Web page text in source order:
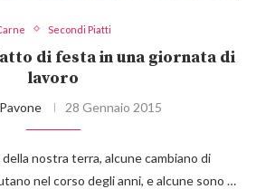
Secondi Piatti
di festa in una giornata di
lavoro
28 Gennaio 2015
nostra terra, alcune cambiano di
nel corso degli anni, e alcune sono …